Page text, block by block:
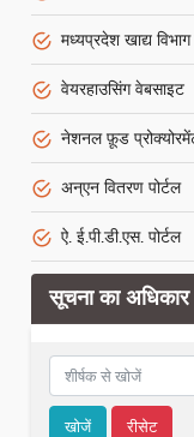
मध्यप्रदेश खाद्य विभाग
वेयरहाउसिंग वेबसाइट
नेशनल फ़ूड
अन्एन वितरण पोर्टल
ऐ. ई.पी.डी.एस. पोर्टल
सूचना का अधिकार
खोजें रीसेट